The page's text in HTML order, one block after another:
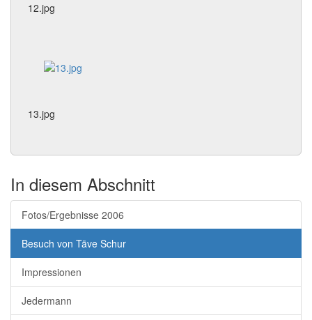
12.jpg
13.jpg
In diesem Abschnitt
Fotos/Ergebnisse 2006
Besuch von Täve Schur
Impressionen
Jedermann